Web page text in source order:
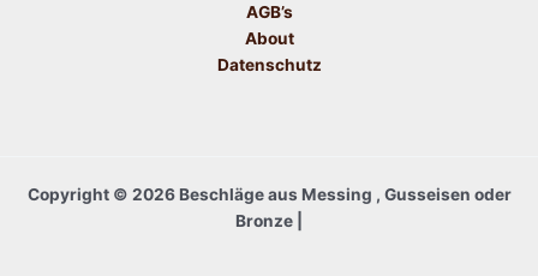
AGB’s
About
Datenschutz
Copyright © 2026 Beschläge aus Messing , Gusseisen oder
Bronze |